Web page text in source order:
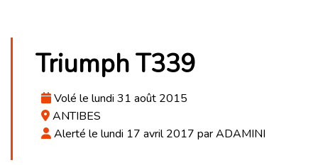
Triumph T339
Volé le lundi 31 août 2015
ANTIBES
Alerté le lundi 17 avril 2017 par ADAMINI